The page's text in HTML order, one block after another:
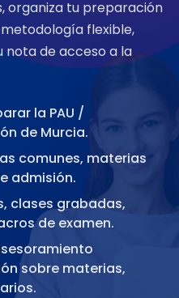
organiza tu preparación
flexible,
nota de acceso a la
la PAU /
de Murcia.
comunes, materias
admisión.
clases grabadas,
de examen.
sobre materias,